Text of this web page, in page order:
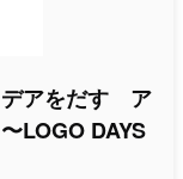
デアをだす ア
LOGO DAYS